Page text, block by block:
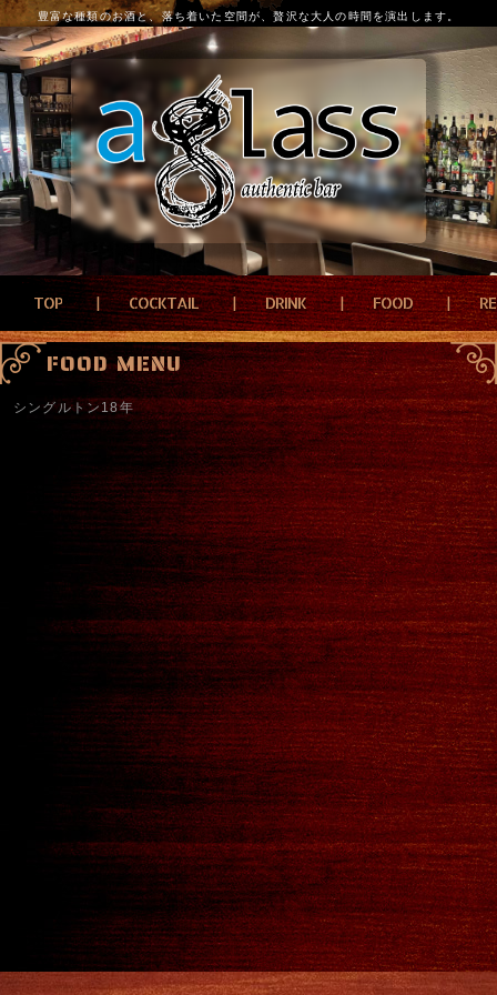
豊富な種類のお酒と、落ち着いた空間が、贅沢な大人の時間を演出します。
TOP COCKTAIL DRINK FOOD
FOOD MENU
シングルトン18年